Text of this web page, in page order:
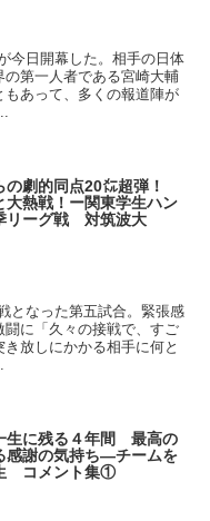
今日開幕した。相手の日体
第一人者である宮崎大輔
あって、多くの報道陣が
の劇的同点20㍍超弾！
大熱戦！ー関東学生ハン
リーグ戦 対筑波大
となった第五試合。緊張感
に「久々の接戦で、すご
放しにかかる相手に何と
生に残る４年間 最高の
感謝の気持ち―チームを
コメント集①